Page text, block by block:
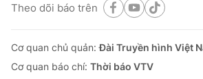
Theo dõi báo trên
Cơ quan chủ quản:Đài Truyền hình Việt
Cơ quan báo chí: Thời báo VTV